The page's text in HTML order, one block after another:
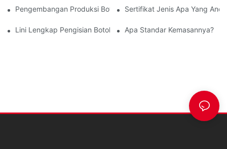
Pengembangan Produksi Botol PET Kosmetik/pembersih/obat-
Sertifikat Jenis Apa Yang
Lini Lengkap Pengisian Botol Air 12000bphApa Standar Kemasannya?